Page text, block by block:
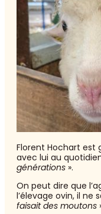
Florent Hochart est
avec lui au
générations ».
On peut dire que
l’élevage ovin, il ne
faisait des moutons